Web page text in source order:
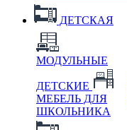
ДЕТСКАЯ
МОДУЛЬНЫЕ
ДЕТСКИЕ
МЕБЕЛЬ ДЛЯ
ШКОЛЬНИКА